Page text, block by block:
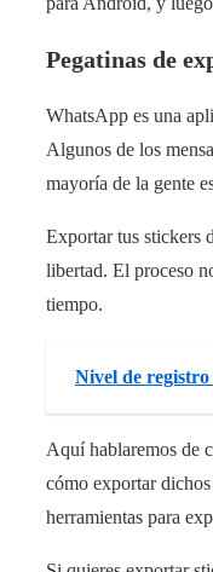
Pegatinas de
WhatsApp es una
Algunos de los
mayoría de la gente
Exportar tus stickers
libertad. El proceso
tiempo.
Nivel de
Aquí hablaremos de
cómo exportar
herramientas para